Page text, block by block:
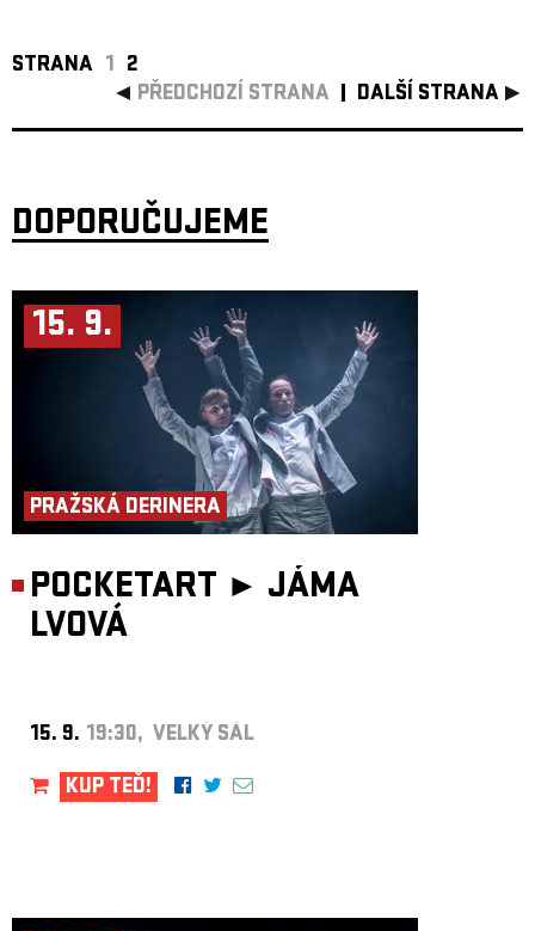
STRANA 1 2
PŘEDCHOZÍ STRANA
DALŠÍ STRANA
DOPORUČUJEME
15. 9.
PRAŽSKÁ DERINERA
POCKETART ► JÁMA
LVOVÁ
15. 9. 19:30, VELKÝ SÁL
KUP TEĎ!